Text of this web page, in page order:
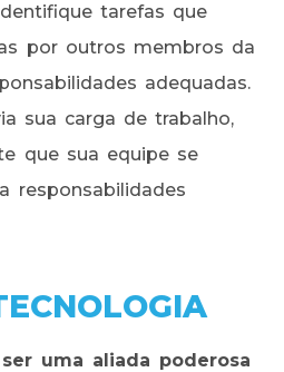
tarefas que
por outros membros da
adequadas.
sua carga de trabalho,
que sua equipe se
responsabilidades
uma aliada poderosa